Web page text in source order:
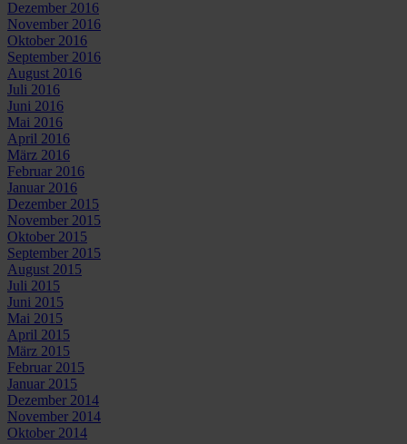
Dezember 2016
November 2016
Oktober 2016
September 2016
August 2016
Juli 2016
Juni 2016
Mai 2016
April 2016
März 2016
Februar 2016
Januar 2016
Dezember 2015
November 2015
Oktober 2015
September 2015
August 2015
Juli 2015
Juni 2015
Mai 2015
April 2015
März 2015
Februar 2015
Januar 2015
Dezember 2014
November 2014
Oktober 2014